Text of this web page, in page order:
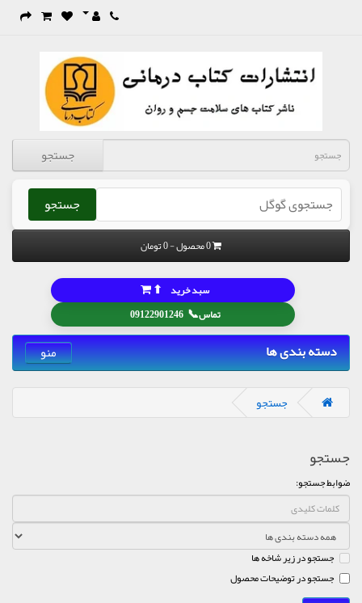
جستجو
جستجو
0 محصول - 0 تومان
تماس📞
09122901246
سبد خرید ⬆
دسته بندی ها منو
جستجو
جستجو
ضوابط جستجو:
جستجو در زیر شاخه ها
جستجو در توضیحات محصول